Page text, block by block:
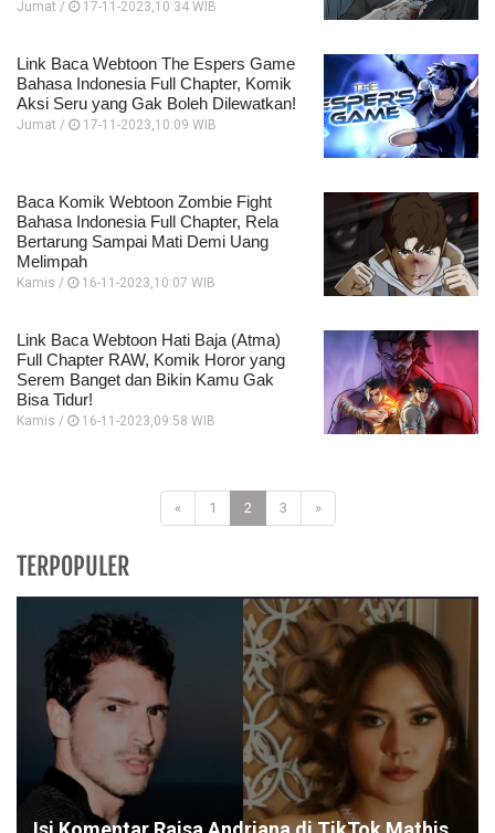
Jumat / 17-11-2023,10:34 WIB
Link Baca Webtoon The Espers Game
Bahasa Indonesia Full Chapter, Komik
Aksi Seru yang Gak Boleh Dilewatkan!
Jumat / 17-11-2023,10:09 WIB
Baca Komik Webtoon Zombie Fight
Bahasa Indonesia Full Chapter, Rela
Bertarung Sampai Mati Demi Uang
Melimpah
Kamis / 16-11-2023,10:07 WIB
Link Baca Webtoon Hati Baja (Atma)
Full Chapter RAW, Komik Horor yang
Serem Banget dan Bikin Kamu Gak
Bisa Tidur!
Kamis / 16-11-2023,09:58 WIB
« 1 2 3 »
TERPOPULER